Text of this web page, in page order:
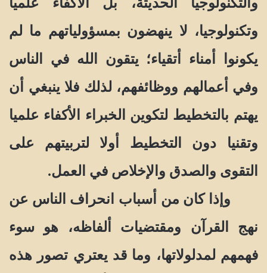
وتكنولوجيا، لا ينهضون بمسؤولياتهم ما لم
يكونوا أمناء أتقياء؛ يتقون الله في الناس
وفي أعمالهم ووظائفهم، لذلك فلا ينبغي أن
يهتم بالتخطيط لتكوين الخبراء الأكفاء علميا
وتقنيا دون التخطيط أولا لتربيتهم على
التقوى والصدق والإخلاص في العمل.
وإذا كان من أسباب انحراف الناس عن
نهج القرآن ومقتضيات ألفاظه، هو سوء
فهمهم لمدلولاتها، وما قد يعتري تصور هذه